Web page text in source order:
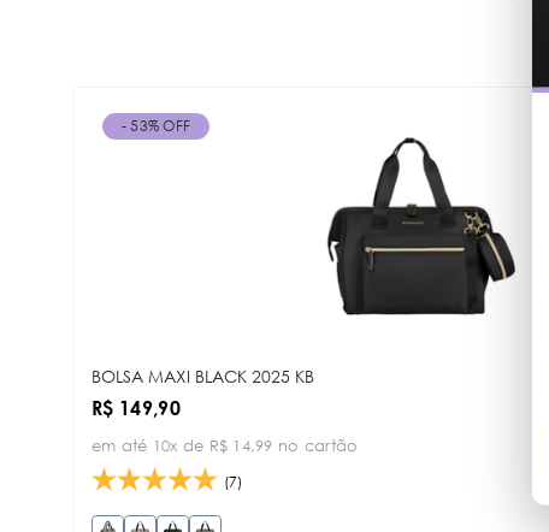
BOLSA MAXI BLACK 2025 KB
R$ 149,90
em até 10x de R$ 14,99 no cartão
- 53% OFF
(7)